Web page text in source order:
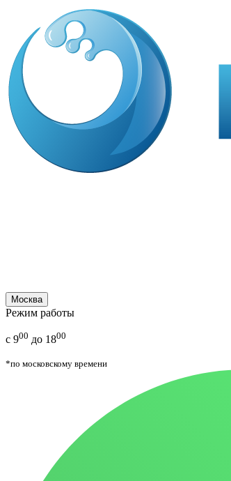
Москва
Режим работы
с 900 до 1800
*по московскому времени